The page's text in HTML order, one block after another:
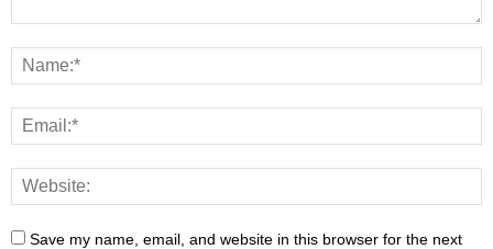
Save my name, email, and website in this browser for the next